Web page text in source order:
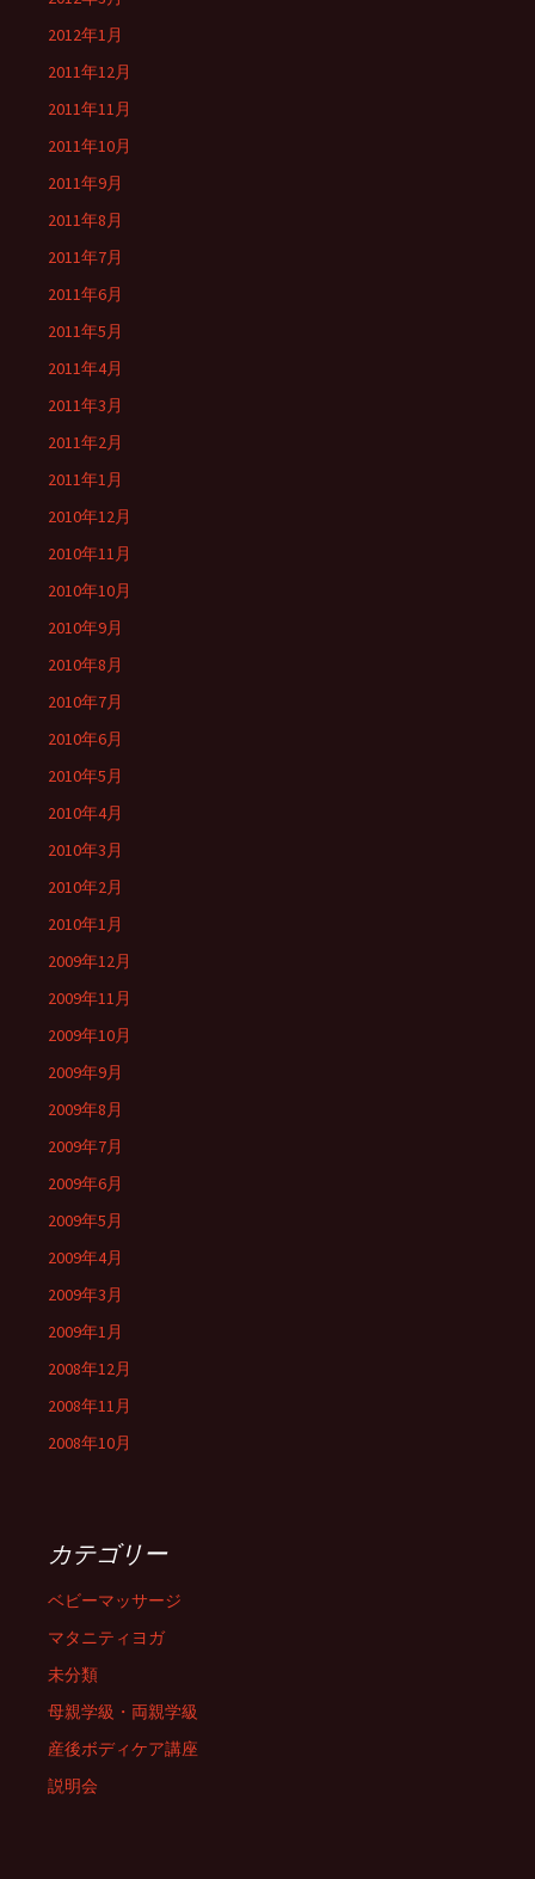
2012年1月
2011年12月
2011年11月
2011年10月
2011年9月
2011年8月
2011年7月
2011年6月
2011年5月
2011年4月
2011年3月
2011年2月
2011年1月
2010年12月
2010年11月
2010年10月
2010年9月
2010年8月
2010年7月
2010年6月
2010年5月
2010年4月
2010年3月
2010年2月
2010年1月
2009年12月
2009年11月
2009年10月
2009年9月
2009年8月
2009年7月
2009年6月
2009年5月
2009年4月
2009年3月
2009年1月
2008年12月
2008年11月
2008年10月
カテゴリー
ベビーマッサージ
マタニティヨガ
未分類
母親学級・両親学級
産後ボディケア講座
説明会